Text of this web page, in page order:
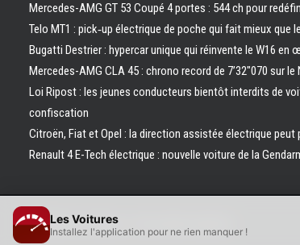
Mercedes-AMG GT 53 Coupé 4 portes : 544 ch pour
Telo MT1 : pick‑up électrique de poche qui fait mieux que
Bugatti Destrier : hypercar unique qui réinvente le W16 en
Mercedes-AMG CLA 45 : chrono record de 7’32″070 sur
Loi Ripost : les jeunes conducteurs bientôt interdits de
confiscation
Citroën, Fiat et Opel : la direction assistée électrique peut
Renault 4 E-Tech électrique : nouvelle voiture de la
© 2026 Les Voitures. | Tous droits réservés.
Les Voitures
Installez l'application pour ne rien manquer !